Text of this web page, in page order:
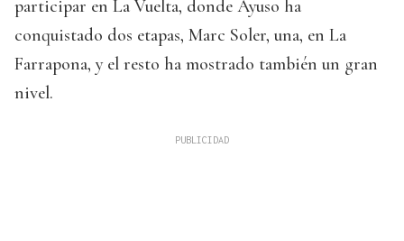
participar en La Vuelta, donde Ayuso ha
conquistado dos etapas, Marc Soler, una, en La
Farrapona, y el resto ha mostrado también un gran
nivel.